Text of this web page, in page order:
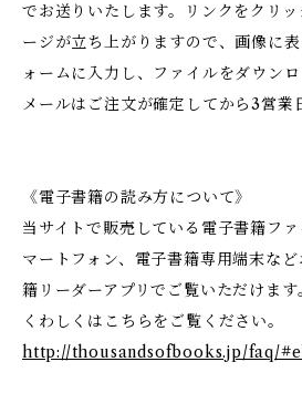
でお送りいたします。リンクをクリ
ージが立ち上がりますので、画像に
ォームに入力し、ファイルをダウンロ
メールはご注文が確定してから3営業
《電子書籍の読み方について》
当サイトで販売している電子書籍フ
マートフォン、電子書籍専用端末な
籍リーダーアプリでご覧いただけます
くわしくはこちらをご覧ください。
http://thousandsofbooks.jp/faq/